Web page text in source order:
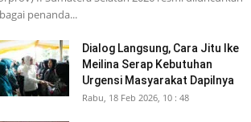
penanda...
Dialog Langsung, Cara Jitu Ike
Meilina Serap Kebutuhan
Urgensi Masyarakat Dapilnya
Rabu, 18 Feb 2026, 10 : 48